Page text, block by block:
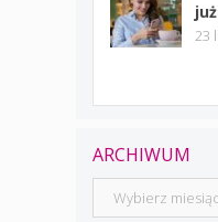
23
ARCHIWUM
Archiwum